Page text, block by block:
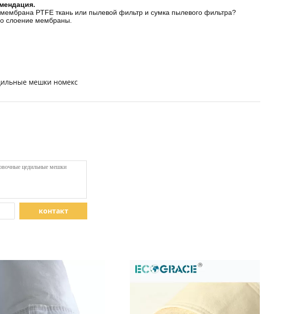
PTFE ткань или пылевой фильтр и сумка пылевого фильтра?
слоение мембраны.
мешки номекс
контакт